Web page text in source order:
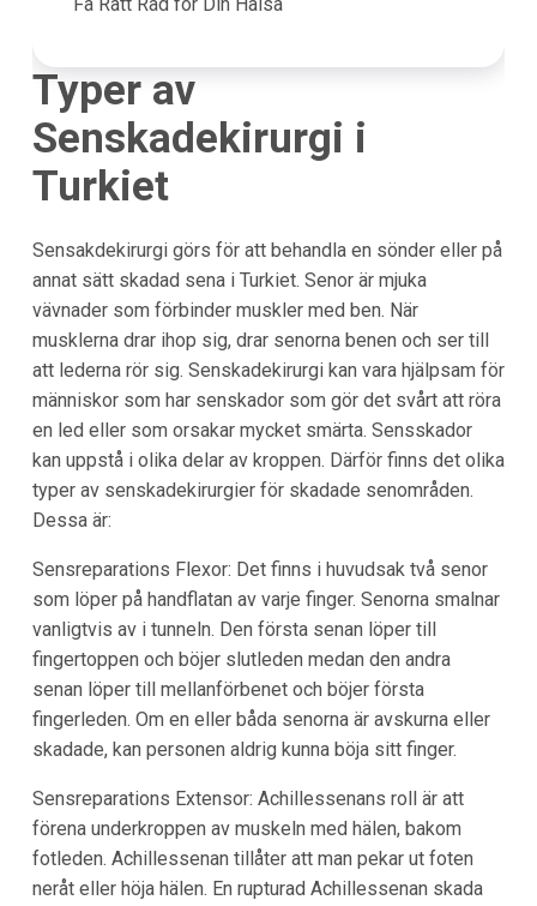
Typer av
Senskadekirurgi i
Turkiet
Sensakdekirurgi görs för att behandla en sönder eller på
annat sätt skadad sena i Turkiet. Senor är mjuka
vävnader som förbinder muskler med ben. När
musklerna drar ihop sig, drar senorna benen och ser till
att lederna rör sig. Senskadekirurgi kan vara hjälpsam för
människor som har senskador som gör det svårt att röra
en led eller som orsakar mycket smärta. Sensskador
kan uppstå i olika delar av kroppen. Därför finns det olika
typer av senskadekirurgier för skadade senområden.
Dessa är:
Sensreparations Flexor: Det finns i huvudsak två senor
som löper på handflatan av varje finger. Senorna smalnar
vanligtvis av i tunneln. Den första senan löper till
fingertoppen och böjer slutleden medan den andra
senan löper till mellanförbenet och böjer första
fingerleden. Om en eller båda senorna är avskurna eller
skadade, kan personen aldrig kunna böja sitt finger.
Sensreparations Extensor: Achillessenans roll är att
förena underkroppen av muskeln med hälen, bakom
fotleden. Achillessenan tillåter att man pekar ut foten
neråt eller höja hälen. En rupturad Achillessenan skada